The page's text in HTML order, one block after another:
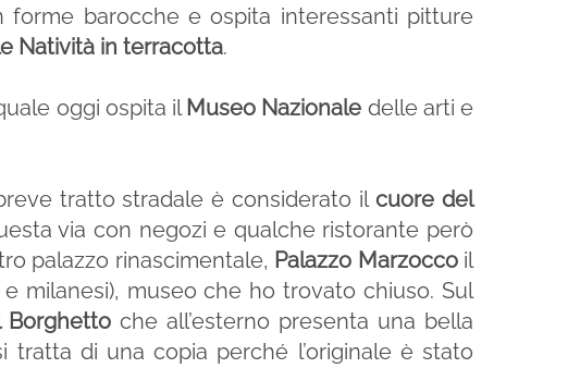
barocche e ospita interessanti pitture
Natività in terracotta.
oggi ospita il Museo Nazionale delle arti e
tratto stradale è considerato ilcuore del
via con negozi e qualche ristorante però
palazzo rinascimentale, Palazzo Marzoccoil
milanesi), museo che ho trovato chiuso. Sul
Borghetto che all’esterno presenta una bella
di una copia perché l’originale è stato